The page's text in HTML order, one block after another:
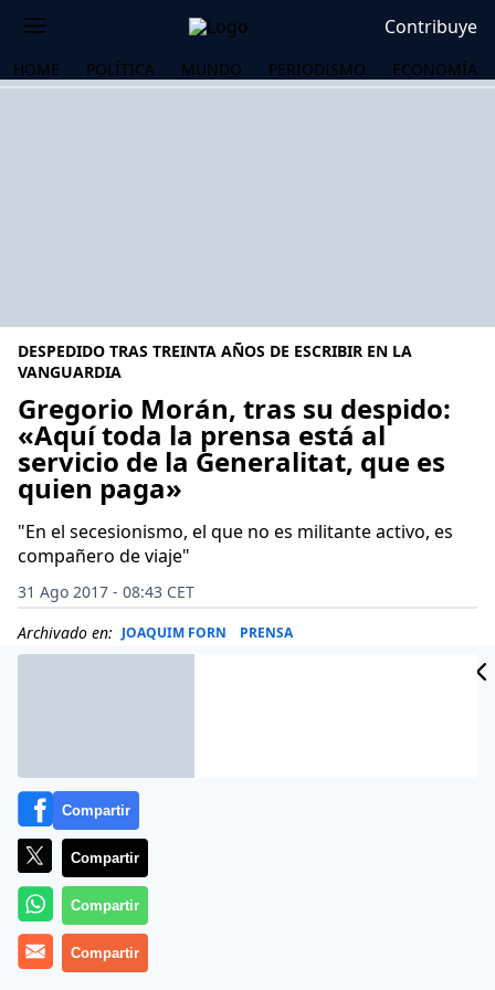
Contribuye
HOME POLÍTICA MUNDO PERIODISMO ECONOMÍA
DESPEDIDO TRAS TREINTA AÑOS DE ESCRIBIR EN LA
VANGUARDIA
Gregorio Morán, tras su despido:
«Aquí toda la prensa está al
servicio de la Generalitat, que es
quien paga»
"En el secesionismo, el que no es militante activo, es
compañero de viaje"
31 Ago 2017 - 08:43 CET
Archivado en: JOAQUIM FORN PRENSA
Compartir
Compartir
Compartir
Compartir